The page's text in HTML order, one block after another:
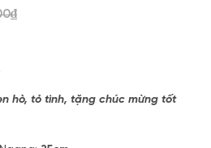
₫
hò, tỏ tình, tặng chúc mừng tốt